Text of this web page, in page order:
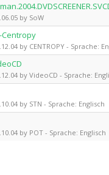
by SoW
Centropy
by CENTROPY - Sprache:
by VideoCD - Sprache:
by STN - Sprache: Englisch
by POT - Sprache: Englisch